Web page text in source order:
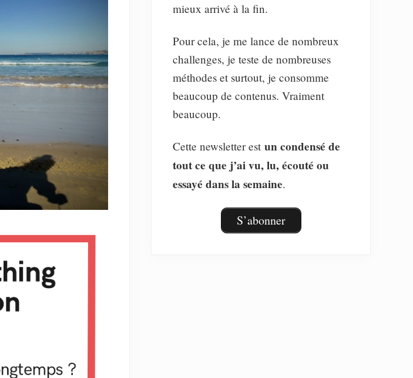
mieux arrivé à la fin.
Pour cela, je me lance de nombreux
challenges, je teste de nombreuses
méthodes et surtout, je consomme
beaucoup de contenus. Vraiment
beaucoup.
Cette newsletter est un condensé de
tout ce que j’ai vu, lu, écouté ou
essayé dans la semaine.
S’abonner